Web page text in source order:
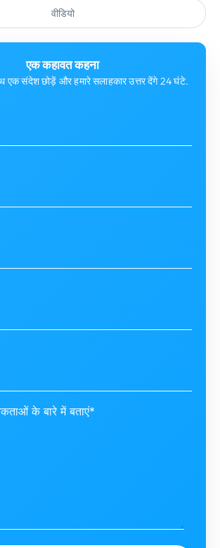
वीडियो
एक कहावत कहना
एक संदेश छोड़ें और हमारे सलाहकार उत्तर देंगे 24 घंटे.
के बारे में बताएं*